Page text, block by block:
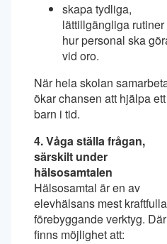
skapa tydliga,
lättillgängliga rutiner
hur personal ska
vid oro.
När hela skolan
ökar chansen att hjälpa ett
barn i tid.
4. Våga ställa frågan,
särskilt under
hälsosamtalen
Hälsosamtal är en av
elevhälsans mest kraftfulla
förebyggande verktyg. Där
finns möjlighet att: